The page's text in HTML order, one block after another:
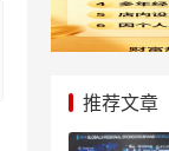
推荐文章